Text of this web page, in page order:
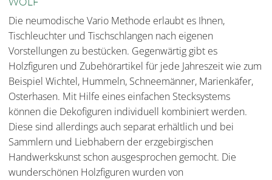
Die neumodische Vario Methode erlaubt es Ihnen,
Tischleuchter und Tischschlangen nach eigenen
Vorstellungen zu bestücken. Gegenwärtig gibt es
Holzfiguren und Zubehörartikel für jede Jahreszeit wie zum
Beispiel Wichtel, Hummeln, Schneemänner, Marienkäfer,
Osterhasen. Mit Hilfe eines einfachen Stecksystems
können die Dekofiguren individuell kombiniert werden.
Diese sind allerdings auch separat erhältlich und bei
Sammlern und Liebhabern der erzgebirgischen
Handwerkskunst schon ausgesprochen gemocht. Die
wunderschönen Holzfiguren wurden von